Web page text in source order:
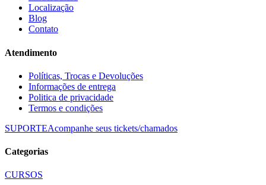
Localização
Blog
Contato
Atendimento
Políticas, Trocas e Devoluções
Informações de entrega
Politica de privacidade
Termos e condições
SUPORTEAcompanhe seus tickets/chamados
Categorias
CURSOS